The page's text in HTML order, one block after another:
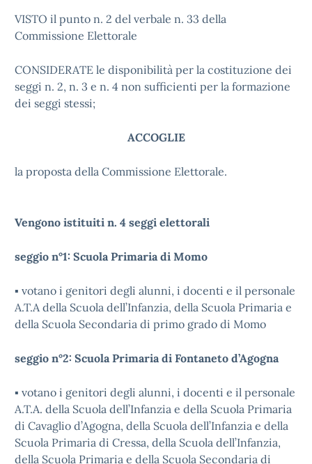
VISTO il punto n. 2 del verbale n. 33 della
Commissione Elettorale
CONSIDERATE le disponibilità per la costituzione dei
seggi n. 2, n. 3 e n. 4 non sufficienti per la formazione
dei seggi stessi;
ACCOGLIE
la proposta della Commissione Elettorale.
Vengono istituiti n. 4 seggi elettorali
seggio n°1: Scuola Primaria di Momo
▪ votano i genitori degli alunni, i docenti e il personale
A.T.A della Scuola dell’Infanzia, della Scuola Primaria e
della Scuola Secondaria di primo grado di Momo
seggio n°2: Scuola Primaria di Fontaneto d’Agogna
▪ votano i genitori degli alunni, i docenti e il personale
A.T.A. della Scuola dell’Infanzia e della Scuola Primaria
di Cavaglio d’Agogna, della Scuola dell’Infanzia e della
Scuola Primaria di Cressa, della Scuola dell’Infanzia,
della Scuola Primaria e della Scuola Secondaria di